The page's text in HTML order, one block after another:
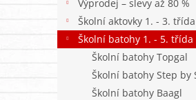
n
Výprodej – slevy až 80 %
Školní aktovky 1. - 3. třída
Školní batohy 1. - 5. třída
Školní batohy Topgal
Školní batohy Step by
Školní batohy Baagl